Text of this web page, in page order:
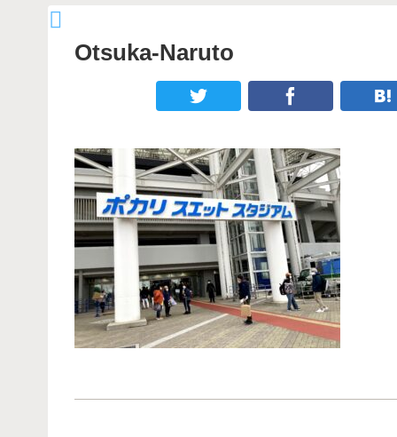
Otsuka-Naruto